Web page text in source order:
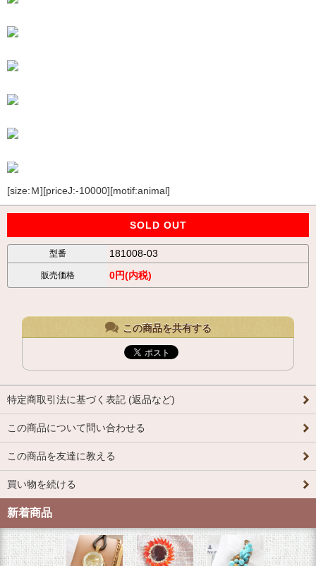
[size:Ｍ][priceJ:-10000][motif:animal]
SOLD OUT
型番 181008-03
販売価格 0円(内税)
この商品を共有する
特定商取引法に基づく表記 (返品など)
この商品について問い合わせる
この商品を友達に教える
買い物を続ける
新着商品